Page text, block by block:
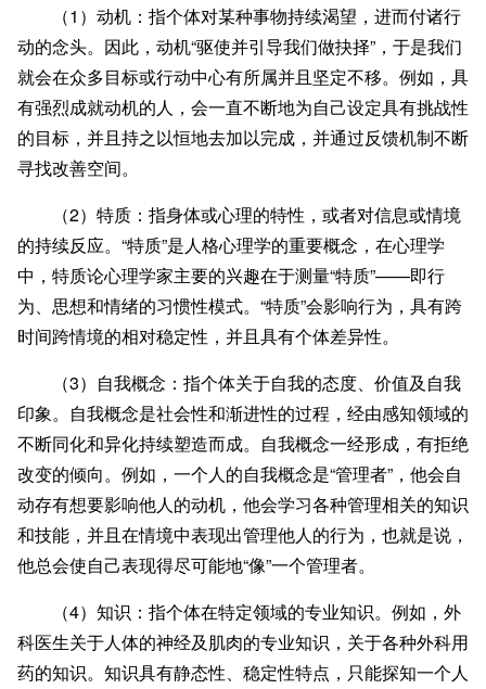
（1）动机：指个体对某种事物持续渴望，进而付诸行
动的念头。因此，动机“驱使并引导我们做抉择”，于是我们
就会在众多目标或行动中心有所属并且坚定不移。例如，具
有强烈成就动机的人，会一直不断地为自己设定具有挑战性
的目标，并且持之以恒地去加以完成，并通过反馈机制不断
寻找改善空间。
（2）特质：指身体或心理的特性，或者对信息或情境
的持续反应。“特质”是人格心理学的重要概念，在心理学
中，特质论心理学家主要的兴趣在于测量“特质”——即行
为、思想和情绪的习惯性模式。“特质”会影响行为，具有跨
时间跨情境的相对稳定性，并且具有个体差异性。
（3）自我概念：指个体关于自我的态度、价值及自我
印象。自我概念是社会性和渐进性的过程，经由感知领域的
不断同化和异化持续塑造而成。自我概念一经形成，有拒绝
改变的倾向。例如，一个人的自我概念是“管理者”，他会自
动存有想要影响他人的动机，他会学习各种管理相关的知识
和技能，并且在情境中表现出管理他人的行为，也就是说，
他总会使自己表现得尽可能地“像”一个管理者。
（4）知识：指个体在特定领域的专业知识。例如，外
科医生关于人体的神经及肌肉的专业知识，关于各种外科用
药的知识。知识具有静态性、稳定性特点，只能探知一个人